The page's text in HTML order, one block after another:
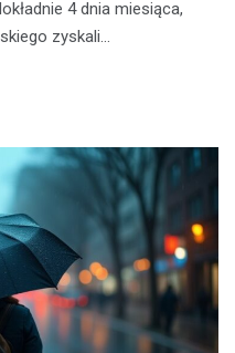
4 dnia miesiąca,
zyskali…